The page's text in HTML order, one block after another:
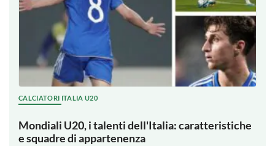
CALCIATORI ITALIA U20
Mondiali U20, i talenti dell'Italia: caratteristiche
e squadre di appartenenza